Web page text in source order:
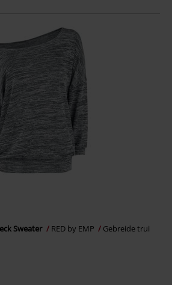
Sweater RED by EMP Gebreide trui